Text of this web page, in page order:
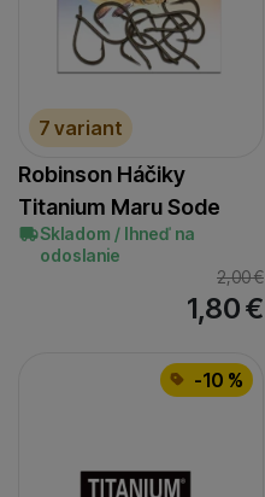
7 variant
Robinson Háčiky
Titanium Maru Sode
Skladom / Ihneď na
odoslanie
2,00€
1,80€
-10 %